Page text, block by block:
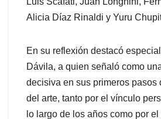
Alicia Díaz Rinaldi y Yuru
En su reflexión destacó
Dávila, a quien señaló como
decisiva en sus primeros pasos
del arte, tanto por el vínculo
lo largo de los años como por